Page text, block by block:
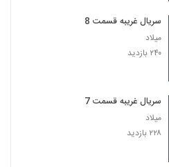
سریال غریبه قسمت 8
میلاد
۲۴۰ بازدید
سریال غریبه قسمت 7
میلاد
۲۲۸ بازدید